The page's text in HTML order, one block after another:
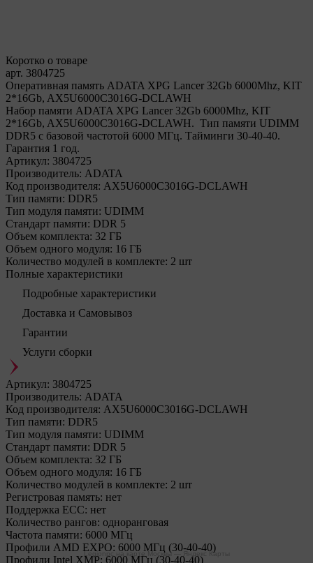
Коротко о товаре
арт. 3804725
Оперативная память ADATA XPG Lancer 32Gb 6000Mhz, KIT
2*16Gb, AX5U6000C3016G-DCLAWH
Набор памяти ADATA XPG Lancer 32Gb 6000Mhz, KIT
2*16Gb, AX5U6000C3016G-DCLAWH. Тип памяти UDIMM
DDR5 с базовой частотой 6000 МГц. Тайминги 30-40-40.
Гарантия 1 год.
Артикул: 3804725
Производитель: ADATA
Код производителя: AX5U6000C3016G-DCLAWH
Тип памяти: DDR5
Тип модуля памяти: UDIMM
Стандарт памяти: DDR 5
Объем комплекта: 32 ГБ
Объем одного модуля: 16 ГБ
Количество модулей в комплекте: 2 шт
Полные характеристики
Подробные характеристики
Доставка и Самовывоз
Гарантии
Услуги сборки
Артикул: 3804725
Производитель: ADATA
Код производителя: AX5U6000C3016G-DCLAWH
Тип памяти: DDR5
Тип модуля памяти: UDIMM
Стандарт памяти: DDR 5
Объем комплекта: 32 ГБ
Объем одного модуля: 16 ГБ
Количество модулей в комплекте: 2 шт
Регистровая память: нет
Поддержка ECC: нет
Количество рангов: одноранговая
Частота памяти: 6000 МГц
Профили AMD EXPO: 6000 МГц (30-40-40)
Профили Intel XMP: 6000 МГц (30-40-40)
Legionpc на карте Москвы — Яндекс Карты